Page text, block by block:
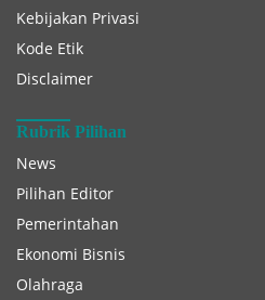
Kebijakan Privasi
Kode Etik
Disclaimer
Rubrik Pilihan
News
Pilihan Editor
Pemerintahan
Ekonomi Bisnis
Olahraga